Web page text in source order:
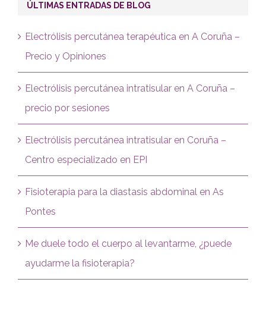
ÚLTIMAS ENTRADAS DE BLOG
Electrólisis percutánea terapéutica en A Coruña –
Precio y Opiniones
Electrólisis percutánea intratisular en A Coruña –
precio por sesiones
Electrólisis percutánea intratisular en Coruña –
Centro especializado en EPI
Fisioterapia para la diastasis abdominal en As
Pontes
Me duele todo el cuerpo al levantarme, ¿puede
ayudarme la fisioterapia?